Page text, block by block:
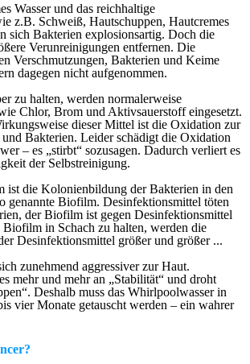
Wasser und das reichhaltige
z.B. Schweiß, Hautschuppen, Hautcremes
sich Bakterien explosionsartig. Doch die
Verunreinigungen entfernen. Die
Verschmutzungen, Bakterien und Keime
dagegen nicht aufgenommen.
zu halten, werden normalerweise
Chlor, Brom und Aktivsauerstoff eingesetzt.
dieser Mittel ist die Oxidation zur
Bakterien. Leider schädigt die Oxidation
– es „stirbt“ sozusagen. Dadurch verliert es
der Selbstreinigung.
ist die Kolonienbildung der Bakterien in den
genannte Biofilm. Desinfektionsmittel töten
der Biofilm ist gegen Desinfektionsmittel
in Schach zu halten, werden die
Desinfektionsmittel größer und größer ...
zunehmend aggressiver zur Haut.
mehr und mehr an „Stabilität“ und droht
Deshalb muss das Whirlpoolwasser in
vier Monate getauscht werden – ein wahrer